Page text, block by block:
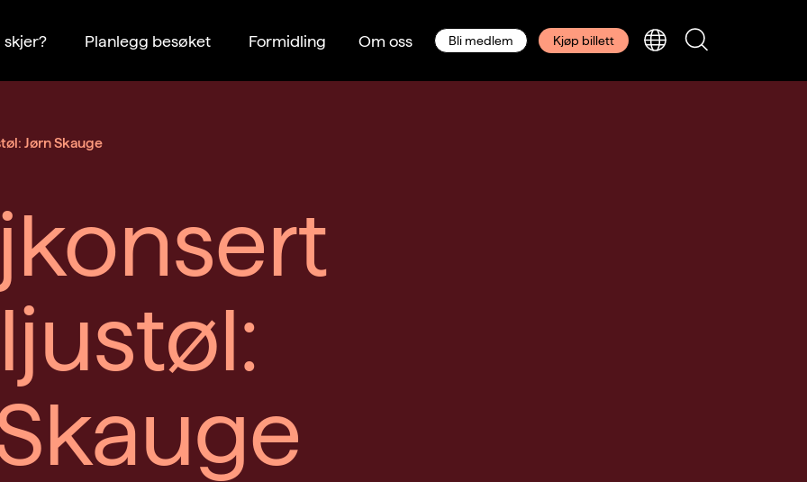
skjer? Planlegg besøket Formidling Om oss Bli medlem Kjøp billett
Jørn Skauge